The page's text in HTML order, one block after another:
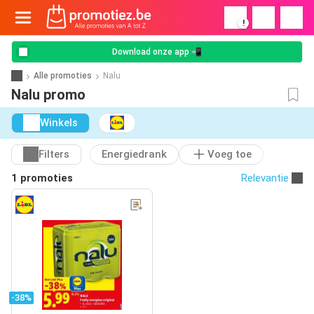
!
Download onze app 📲
Alle promoties Nalu
Nalu promo
Winkels
Filters Energiedrank
Voeg toe
1 promoties
Relevantie
-38%